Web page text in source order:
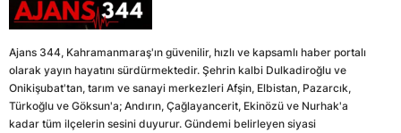
Ajans 344, Kahramanmaraş'ın güvenilir, hızlı ve kapsamlı haber portalı
olarak yayın hayatını sürdürmektedir. Şehrin kalbi Dulkadiroğlu ve
Onikişubat'tan, tarım ve sanayi merkezleri Afşin, Elbistan, Pazarcık,
Türkoğlu ve Göksun'a; Andırın, Çağlayancerit, Ekinözü ve Nurhak'a
kadar tüm ilçelerin sesini duyurur. Gündemi belirleyen siyasi